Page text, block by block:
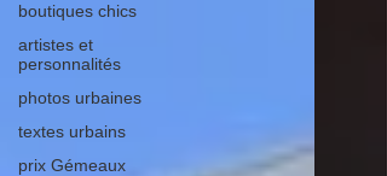
boutiques chics
artistes et
personnalités
photos urbaines
textes urbains
prix Gémeaux